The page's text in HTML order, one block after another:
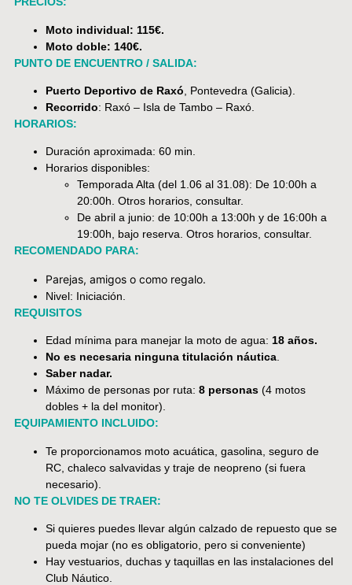
Moto individual: 115€.
Moto doble: 140€.
PUNTO DE ENCUENTRO / SALIDA:
Puerto Deportivo de Raxó , Pontevedra (Galicia).
Recorrido: Raxó – Isla de Tambo – Raxó.
HORARIOS:
Duración aproximada: 60 min.
Horarios disponibles:
Temporada Alta (del 1.06 al 31.08): De 10:00h a
20:00h. Otros horarios, consultar.
De abril a junio: de 10:00h a 13:00h y de 16:00h a
19:00h, bajo reserva. Otros horarios, consultar.
RECOMENDADO PARA:
Parejas, amigos o como regalo.
Nivel: Iniciación.
REQUISITOS
Edad mínima para manejar la moto de agua: 18 años.
No es necesaria ninguna titulación náutica.
Saber nadar.
Máximo de personas por ruta: 8 personas(4 motos
dobles + la del monitor).
EQUIPAMIENTO INCLUIDO:
Te proporcionamos moto acuática, gasolina, seguro de
RC, chaleco salvavidas y traje de neopreno (si fuera
necesario).
NO TE OLVIDES DE TRAER:
Si quieres puedes llevar algún calzado de repuesto que se
pueda mojar (no es obligatorio, pero si conveniente)
Hay vestuarios, duchas y taquillas en las instalaciones del
Club Náutico.